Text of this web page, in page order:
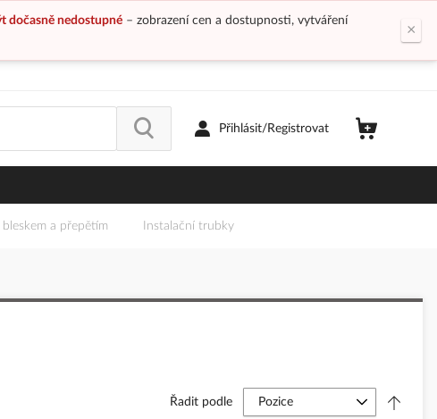
dočasně nedostupné– zobrazení cen a dostupnosti, vytváření
×
Přihlásit/Registrovat
a přepětím Instalační trubky
Řadit podle